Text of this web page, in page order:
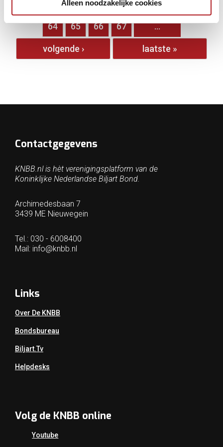
Alleen noodzakelijke cookies
59 60 61 62
64 65 66 67 …
volgende › laatste »
Contactgegevens
KNBB.nl is hèt verenigingsplatform van de
Koninklijke Nederlandse Biljart Bond.
Archimedesbaan 7
3439 ME Nieuwegein
Tel.: 030 - 6008400
Mail: info@knbb.nl
Links
Over De KNBB
Bondsbureau
Biljart.tv
Helpdesks
Volg de KNBB online
Youtube